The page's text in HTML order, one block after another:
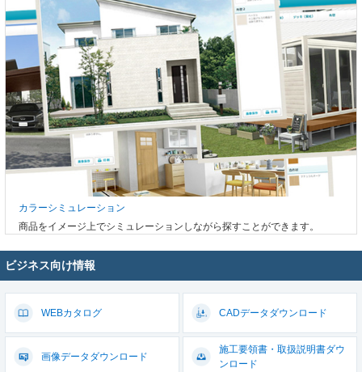
カラーシミュレーション
商品をイメージ上でシミュレーションしながら探すことができます。
ビジネス向け情報
WEBカタログ CADデータ ダウンロード
画像データ ダウンロード
施工要領書・取扱説明書ダウ
ンロード